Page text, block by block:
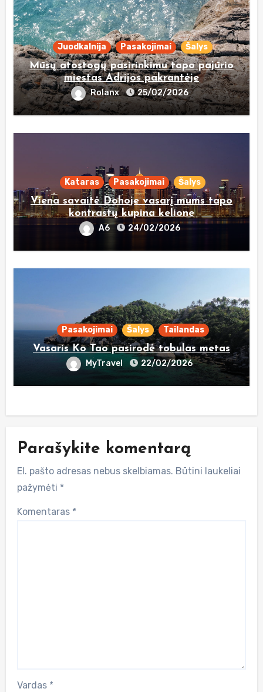
Juodkalnija Pasakojimai Šalys
Mūsų atostogų pasirinkimu tapo pajūrio
miestas Adrijos pakrantėje
Rolanx 25/02/2026
Kataras Pasakojimai Šalys
Viena savaitė Dohoje vasarį mums tapo
kontrastų kupina kelione
A6 24/02/2026
Pasakojimai Šalys Tailandas
Vasaris Ko Tao pasirodė tobulas metas
MyTravel 22/02/2026
Parašykite komentarą
El. pašto adresas nebus skelbiamas. Būtini laukeliai
pažymėti *
Komentaras *
Vardas *